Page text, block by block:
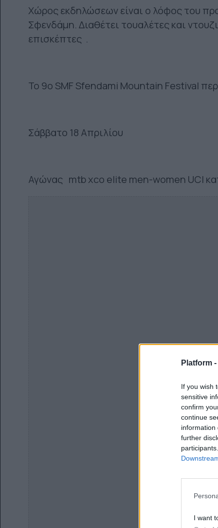
Platform -
If you wish
sensitive
confirm
continue
information
further
I want
Xώρος εκδηλώσεων είναι ο λόφος του
Σφενδάμη. Διαθέτει τουαλέτες και
επισκέπτες .
Το 9ο SMF Sfendami Mountain Festival
Σάββατο 18 Απριλίου
Αγώνας mtb xco elite men-women UCI